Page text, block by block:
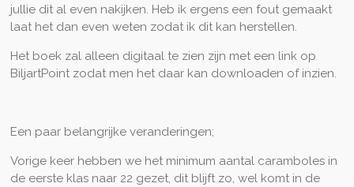
jullie dit al even nakijken. Heb ik ergens een fout gemaakt
laat het dan even weten zodat ik dit kan herstellen.
Het boek zal alleen digitaal te zien zijn met een link op
BiljartPoint zodat men het daar kan downloaden of inzien.
Een paar belangrijke veranderingen;
Vorige keer hebben we het minimum aantal caramboles in
de eerste klas naar 22 gezet, dit blijft zo, wel komt in de